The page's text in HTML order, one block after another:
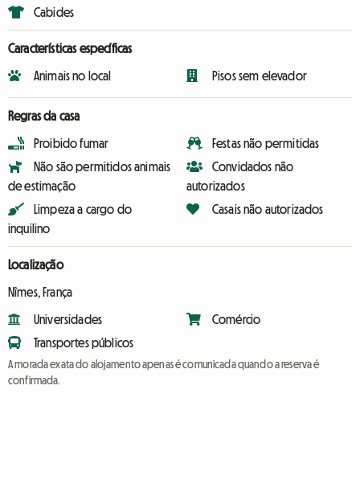
Cabides
Características específicas
Animais no local Pisos sem elevador
Regras da casa
Proibido fumar
Não são permitidos animais
de estimação
Limpeza a cargo do
inquilino
Festas não permitidas
Convidados não
autorizados
Casais não autorizados
Localização
Nîmes, França
Universidades
Transportes públicos
Comércio
A morada exata do alojamento apenas é comunicada quando a reserva é
confirmada.